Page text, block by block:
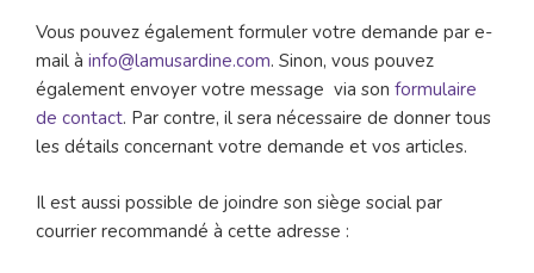
Vous pouvez également formuler votre demande par e-
mail à info@lamusardine.com. Sinon, vous pouvez
également envoyer votre message via son formulaire
de contact. Par contre, il sera nécessaire de donner tous
les détails concernant votre demande et vos articles.
Il est aussi possible de joindre son siège social par
courrier recommandé à cette adresse :